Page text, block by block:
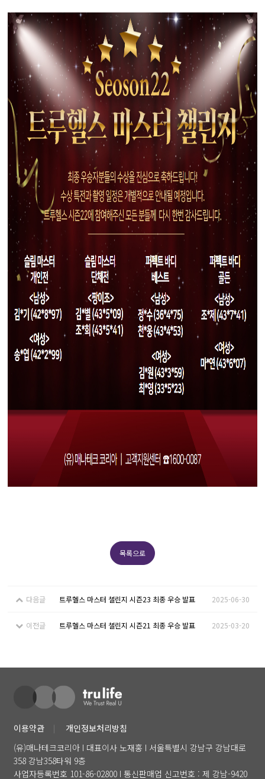
목록으로
다음글 트루헬스 마스터 챌린지 시즌23 최종 우승 발표 2025-06-30
이전글 트루헬스 마스터 챌린지 시즌21 최종 우승 발표 2025-03-20
이용약관
개인정보처리방침
(유)매나테크코리아 I 대표이사 노재홍 I 서울특별시 강남구 강남대로
358 강남358타워 9층
사업자등록번호 101-86-02800 I 통신판매업 신고번호 : 제 강남-9420